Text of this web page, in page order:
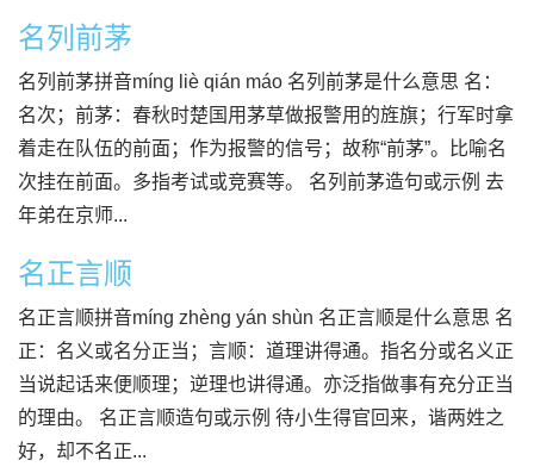
名列前茅
名列前茅拼音míng liè qián máo 名列前茅是什么意思 名：
名次；前茅：春秋时楚国用茅草做报警用的旌旗；行军时拿
着走在队伍的前面；作为报警的信号；故称“前茅”。比喻名
次挂在前面。多指考试或竞赛等。 名列前茅造句或示例 去
年弟在京师...
名正言顺
名正言顺拼音míng zhèng yán shùn 名正言顺是什么意思 名
正：名义或名分正当；言顺：道理讲得通。指名分或名义正
当说起话来便顺理；逆理也讲得通。亦泛指做事有充分正当
的理由。 名正言顺造句或示例 待小生得官回来，谐两姓之
好，却不名正...